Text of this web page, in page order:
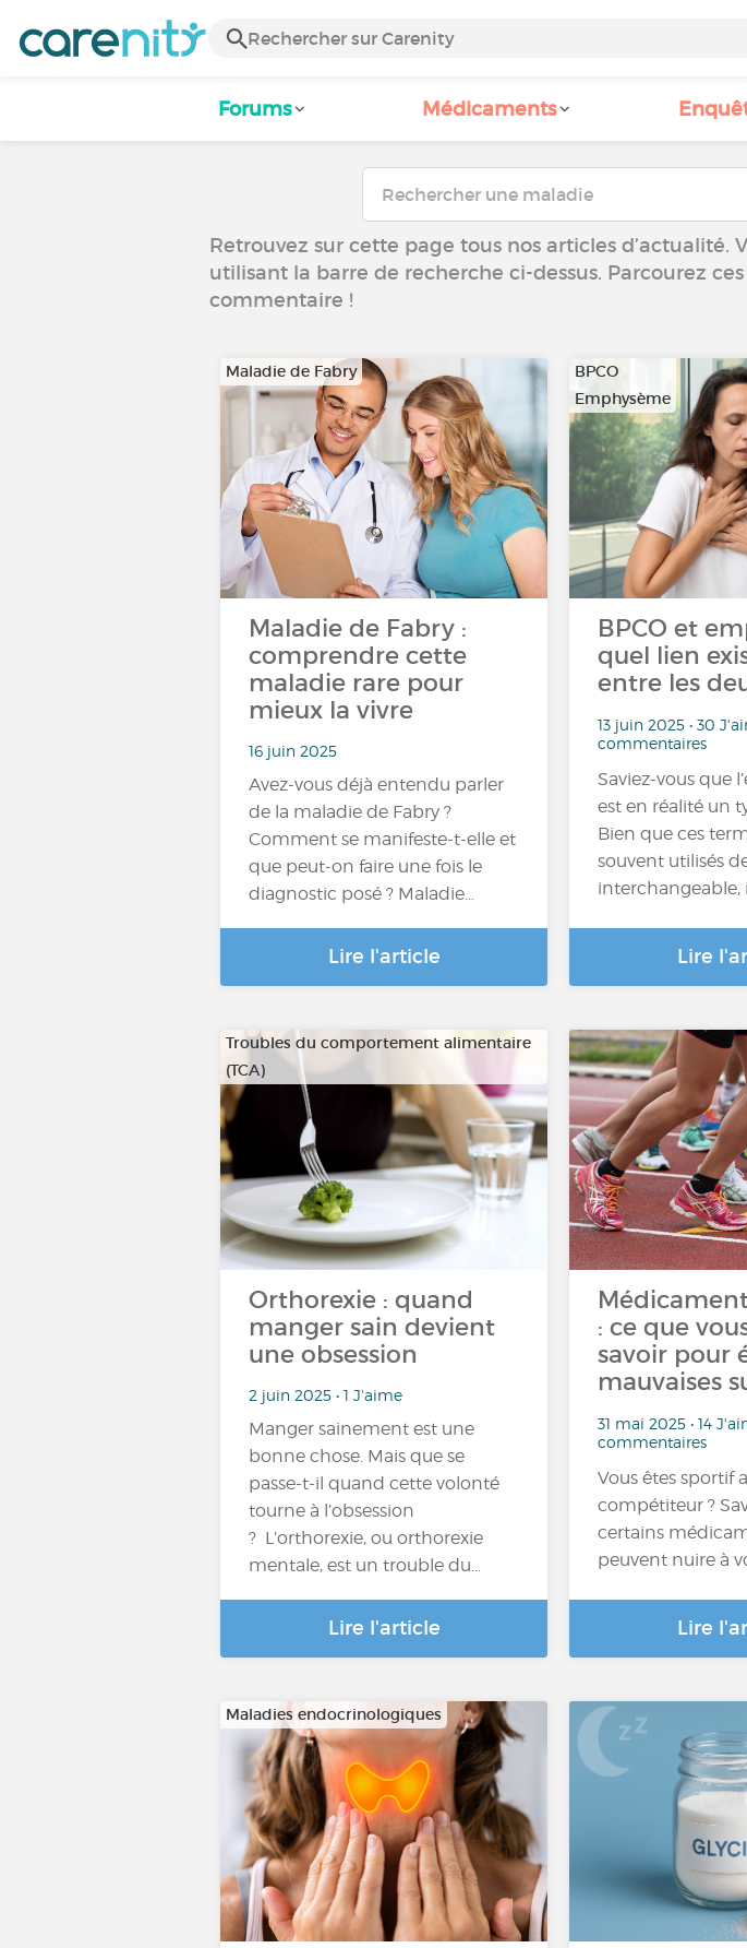
Forums Médicaments
Retrouvez sur cette page tous nos articles
utilisant la barre de recherche ci-dessus. Parcourez
commentaire !
Maladie de Fabry
Maladie de Fabry :
comprendre cette
maladie rare pour
mieux la vivre
16 juin 2025
Avez-vous déjà entendu parler
de la maladie de Fabry ?
Comment se manifeste-t-elle et
que peut-on faire une fois le
diagnostic posé ? Maladie…
Lire l'article
BPCO
Emphysème
BPCO et
quel lien
entre les
13 juin 2025 • 30
commentaires
Saviez-vous que
est en réalité un
Bien que ces
souvent utilisés
interchangeable,
Lire
Troubles du comportement alimentaire
(TCA)
Orthorexie : quand
manger sain devient
une obsession
2 juin 2025 • 1 J'aime
Manger sainement est une
bonne chose. Mais que se
passe-t-il quand cette volonté
tourne à l’obsession
? L’orthorexie, ou orthorexie
mentale, est un trouble du…
Lire l'article
: ce que
savoir pour
mauvaises
31 mai 2025 • 14
commentaires
Vous êtes sportif
compétiteur ?
certains
peuvent nuire à
Lire
Maladies endocrinologiques